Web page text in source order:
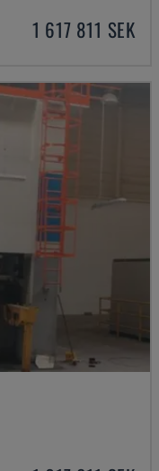
1 617 811 SEK